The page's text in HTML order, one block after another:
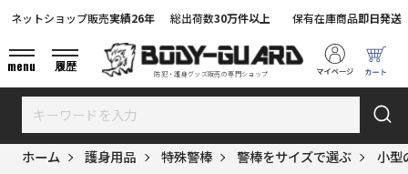
防犯・護身グッズ販売の専門ショップ
ネットショップ販売実績26年 総出荷数30万件以上 保有在庫商品即日発送
menu 履歴
ホーム 護身用品 特殊警棒 警棒をサイズで選ぶ 小型